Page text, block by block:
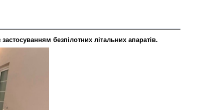
безпілотних літальних апаратів.